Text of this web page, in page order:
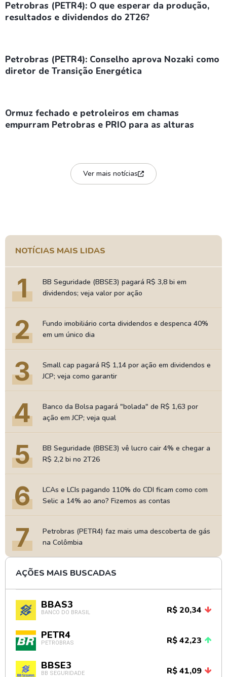
Petrobras (PETR4): O que esperar da produção,
resultados e dividendos do 2T26?
Petrobras (PETR4): Conselho aprova Nozaki como
diretor de Transição Energética
Ormuz fechado e petroleiros em chamas
empurram Petrobras e PRIO para as alturas
Ver mais notícias
NOTÍCIAS MAIS LIDAS
1
BB Seguridade (BBSE3) pagará R$ 3,8 bi em
dividendos; veja valor por ação
2
Fundo imobiliário corta dividendos e despenca 40%
em um único dia
3
Small cap pagará R$ 1,14 por ação em dividendos e
JCP; veja como garantir
4
Banco da Bolsa pagará "bolada" de R$ 1,63 por
ação em JCP; veja qual
5
BB Seguridade (BBSE3) vê lucro cair 4% e chegar a
R$ 2,2 bi no 2T26
6
LCAs e LCIs pagando 110% do CDI ficam como com
Selic a 14% ao ano? Fizemos as contas
7
Petrobras (PETR4) faz mais uma descoberta de gás
na Colômbia
AÇÕES MAIS BUSCADAS
BBAS3
BANCO DO BRASIL R$ 20,34
PETR4
PETROBRAS R$ 42,23
BBSE3
BB SEGURIDADE R$ 41,09